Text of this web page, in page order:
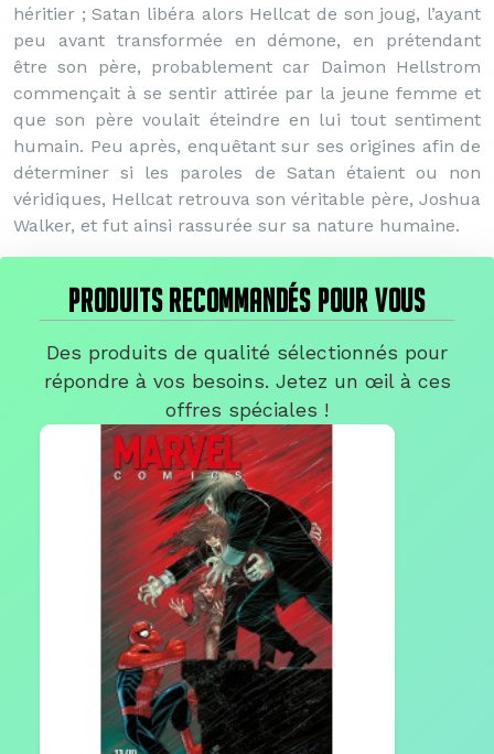
héritier ; Satan libéra alors Hellcat de son joug, l’ayant
peu avant transformée en démone, en prétendant
être son père, probablement car Daimon Hellstrom
commençait à se sentir attirée par la jeune femme et
que son père voulait éteindre en lui tout sentiment
humain. Peu après, enquêtant sur ses origines afin de
déterminer si les paroles de Satan étaient ou non
véridiques, Hellcat retrouva son véritable père, Joshua
Walker, et fut ainsi rassurée sur sa nature humaine.
PRODUITS RECOMMANDÉS POUR VOUS
Des produits de qualité sélectionnés pour
répondre à vos besoins. Jetez un œil à ces
offres spéciales !